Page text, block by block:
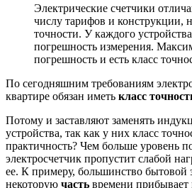
Электрические счетчики
числу тарифов и конструкции,
точности. У каждого
погрешность измерения.
погрешность и есть класс
По сегодняшним требованиям
квартире обязан иметь класс
Потому и заставляют заменять
устройства, так как у них класс
практичность? Чем больше уровень
электросчетчик пропустит слабой
ее. К примеру, большинство бытовой
некоторую часть времени